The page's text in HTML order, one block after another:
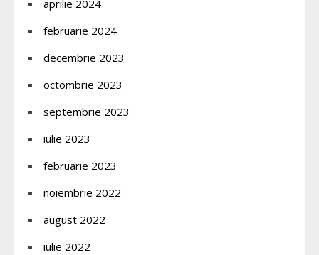
aprilie 2024
februarie 2024
decembrie 2023
octombrie 2023
septembrie 2023
iulie 2023
februarie 2023
noiembrie 2022
august 2022
iulie 2022